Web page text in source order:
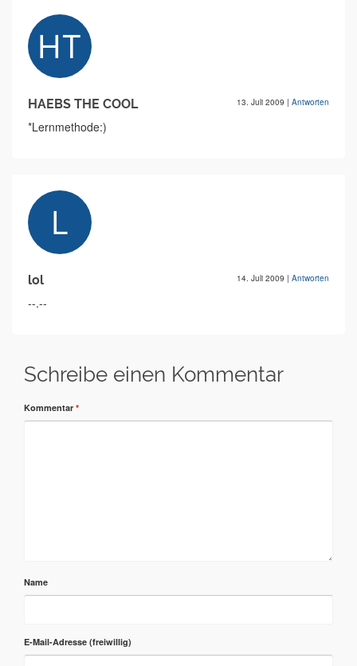
HAEBS THE COOL 13. Juli 2009 | Antworten
*Lernmethode:)
lol 14. Juli 2009 | Antworten
--.--
Schreibe einen Kommentar
Kommentar *
Name
E-Mail-Adresse